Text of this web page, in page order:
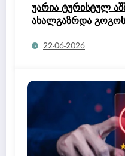
უარია ტურისტულ
ახალგაზრდა
22-06-2026